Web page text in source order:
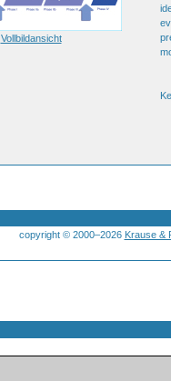
Vollbildansicht
copyright © 2000–2026 Krause &